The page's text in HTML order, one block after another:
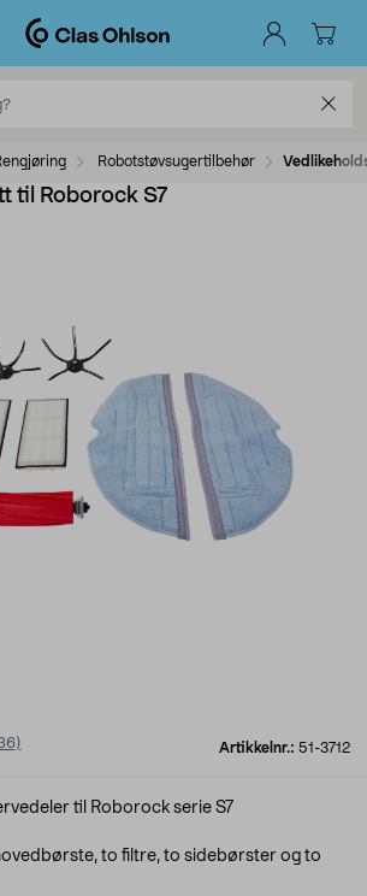
Robotstøvsugertilbehør
til Roborock S7
Artikkelnr.: 51-3712
)
til Roborock serie S7
to filtre, to sidebørster og to